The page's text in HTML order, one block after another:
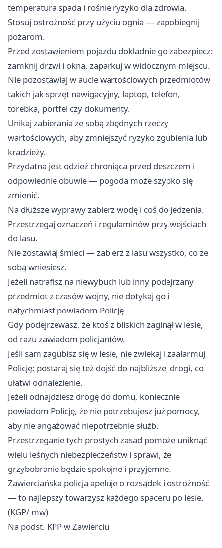
temperatura spada i rośnie ryzyko dla zdrowia.
Stosuj ostrożność przy użyciu ognia — zapobiegnij
pożarom.
Przed zostawieniem pojazdu dokładnie go zabezpiecz:
zamknij drzwi i okna, zaparkuj w widocznym miejscu.
Nie pozostawiaj w aucie wartościowych przedmiotów
takich jak sprzęt nawigacyjny, laptop, telefon,
torebka, portfel czy dokumenty.
Unikaj zabierania ze sobą zbędnych rzeczy
wartościowych, aby zmniejszyć ryzyko zgubienia lub
kradzieży.
Przydatna jest odzież chroniąca przed deszczem i
odpowiednie obuwie — pogoda może szybko się
zmienić.
Na dłuższe wyprawy zabierz wodę i coś do jedzenia.
Przestrzegaj oznaczeń i regulaminów przy wejściach
do lasu.
Nie zostawiaj śmieci — zabierz z lasu wszystko, co ze
sobą wniesiesz.
Jeżeli natrafisz na niewybuch lub inny podejrzany
przedmiot z czasów wojny, nie dotykaj go i
natychmiast powiadom Policję.
Gdy podejrzewasz, że ktoś z bliskich zaginął w lesie,
od razu zawiadom policjantów.
Jeśli sam zagubisz się w lesie, nie zwlekaj i zaalarmuj
Policję; postaraj się też dojść do najbliższej drogi, co
ułatwi odnalezienie.
Jeżeli odnajdziesz drogę do domu, koniecznie
powiadom Policję, że nie potrzebujesz już pomocy,
aby nie angażować niepotrzebnie służb.
Przestrzeganie tych prostych zasad pomoże uniknąć
wielu leśnych niebezpieczeństw i sprawi, że
grzybobranie będzie spokojne i przyjemne.
Zawierciańska policja apeluje o rozsądek i ostrożność
— to najlepszy towarzysz każdego spaceru po lesie.
(KGP/ mw)
Na podst. KPP w Zawierciu